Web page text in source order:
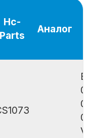
Hc-
Parts
Аналог